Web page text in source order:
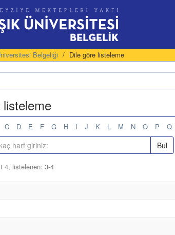
Belgeliği Dile göre listeleme
listeleme
C D E F G H I J K L M N O P Q
Bul
4, listelenen: 3-4